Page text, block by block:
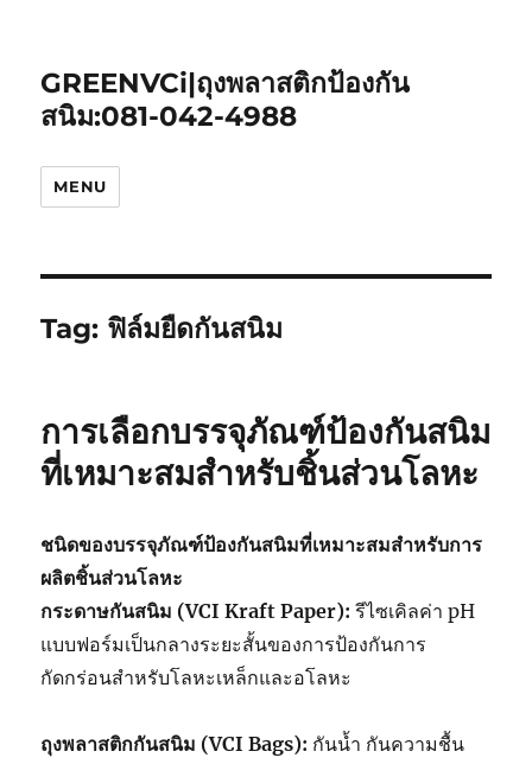
GREENVCi|ถุงพลาสติกป้องกัน
สนิม:081-042-4988
MENU
Tag: ฟิล์มยืดกันสนิม
การเลือกบรรจุภัณฑ์ป้องกันสนิม
ที่เหมาะสมสำหรับชิ้นส่วนโลหะ
ชนิดของบรรจุภัณฑ์ป้องกันสนิมที่เหมาะสมสำหรับการ
ผลิตชิ้นส่วนโลหะ
กระดาษกันสนิม (VCI Kraft Paper): รีไซเคิลค่า pH
แบบฟอร์มเป็นกลางระยะสั้นของการป้องกันการ
กัดกร่อนสำหรับโลหะเหล็กและอโลหะ
ถุงพลาสติกกันสนิม (VCI Bags): กันน้ำ กันความชื้น